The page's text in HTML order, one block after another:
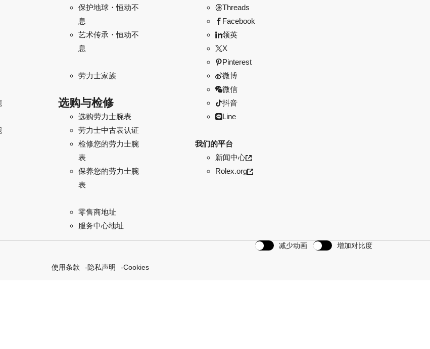
保护地球・恒动不
息
艺术传承・恒动不
息
劳力士家族
选购与检修
选购劳力士腕表
劳力士中古表认证
检修您的劳力士腕
表
保养您的劳力士腕
表
零售商地址
服务中心地址
Threads
Facebook
领英
X
Pinterest
微博
微信
抖音
Line
我们的平台
新闻中心
Rolex.org
减少动画 增加对比度
使用条款 隐私声明 Cookies